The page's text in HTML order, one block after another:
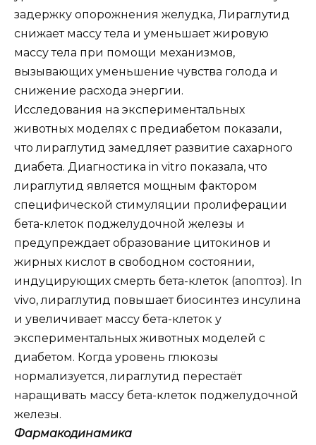
задержку опорожнения желудка, Лираглутид
снижает массу тела и уменьшает жировую
массу тела при помощи механизмов,
вызывающих уменьшение чувства голода и
снижение расхода энергии.
Исследования на экспериментальных
животных моделях с предиабетом показали,
что лираглутид замедляет развитие сахарного
диабета. Диагностика in vitro показала, что
лираглутид является мощным фактором
специфической стимуляции пролиферации
бета-клеток поджелудочной железы и
предупреждает образование цитокинов и
жирных кислот в свободном состоянии,
индуцирующих смерть бета-клеток (апоптоз). In
vivo, лираглутид повышает биосинтез инсулина
и увеличивает массу бета-клеток у
экспериментальных животных моделей с
диабетом. Когда уровень глюкозы
нормализуется, лираглутид перестаёт
наращивать массу бета-клеток поджелудочной
железы.
Фармакодинамика